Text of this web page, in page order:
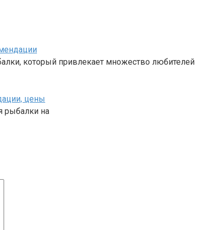
который привлекает множество любителей
цены
рыбалки на